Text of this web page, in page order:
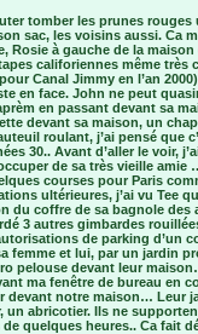
tomber les prunes
sac, les voisins aussi. Ca
Rosie à gauche de la
califoriennes même très
Canal Jimmy en l’an
en face. John ne peut
en passant devant sa
devant sa maison, un
roulant, j’ai pensé que
30.. Avant d’aller le voir,
de sa très vieille
courses pour Paris
ultérieures, j’ai vu Tee
du coffre de sa bagnole
3 autres gimbardes
de parking d’un
femme et lui, par un jardin
pelouse devant leur
ma fenêtre de bureau en
devant notre maison… Leur
un abricotier. Ils ne
quelques heures.. Ca fait